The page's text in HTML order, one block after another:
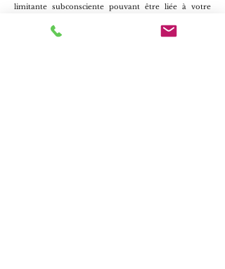
limitante subconsciente pouvant être liée à votre
croyances généralement acquises pendant l'enfance,